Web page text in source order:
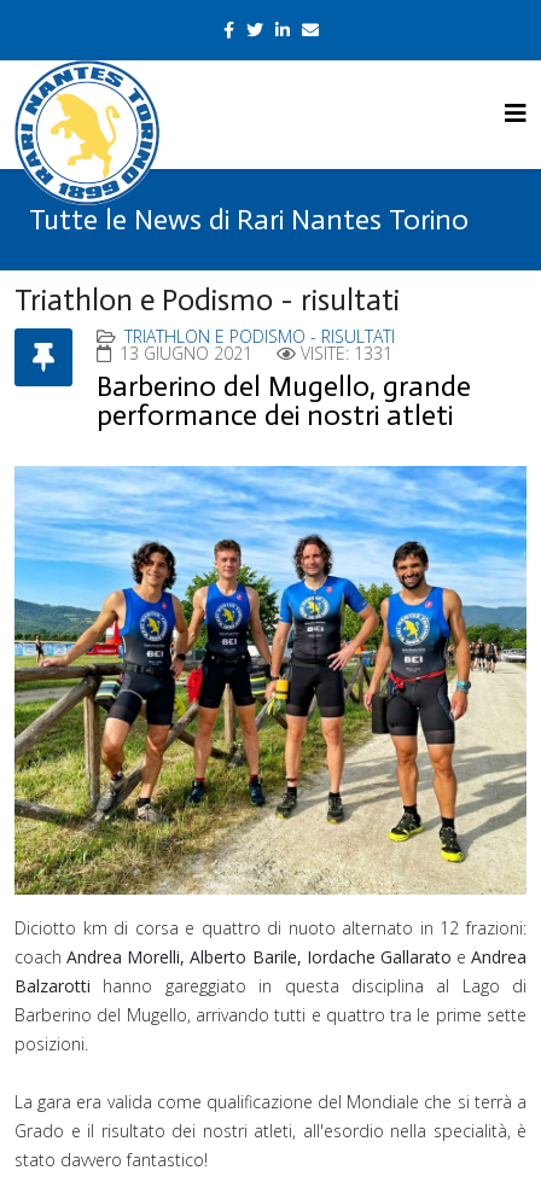
Tutte le News di Rari Nantes Torino
Triathlon e Podismo - risultati
TRIATHLON E PODISMO - RISULTATI
13 GIUGNO 2021 VISITE: 1331
Barberino del Mugello, grande
performance dei nostri atleti
Diciotto km di corsa e quattro di nuoto alternato in 12 frazioni:
coachAndrea Morelli, Alberto Barile, Iordache Gallarato e Andrea
Balzarotti hanno gareggiato in questa disciplina al Lago di
Barberino del Mugello, arrivando tutti e quattro tra le prime sette
posizioni.⁣
La gara era valida come qualificazione del Mondiale che si terrà a
Grado e il risultato dei nostri atleti, all'esordio nella specialità, è
stato davvero fantastico!